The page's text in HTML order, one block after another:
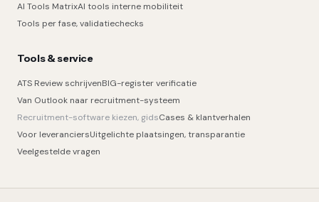
AI Tools MatrixAI tools interne mobiliteit
Tools per fase, validatiechecks
Tools & service
ATS Review schrijvenBIG-register verificatie
Van Outlook naar recruitment-systeem
Recruitment-software kiezen, gidsCases & klantverhalen
Voor leveranciersUitgelichte plaatsingen, transparantie
Veelgestelde vragen